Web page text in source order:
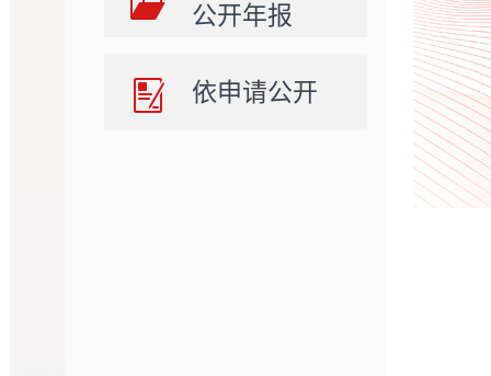
公开年报
依申请公开